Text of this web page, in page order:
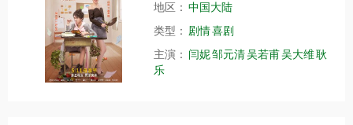
地区： 中国大陆
类型： 剧情喜剧
主演： 闫妮邹元清吴若甫吴大维耿
乐